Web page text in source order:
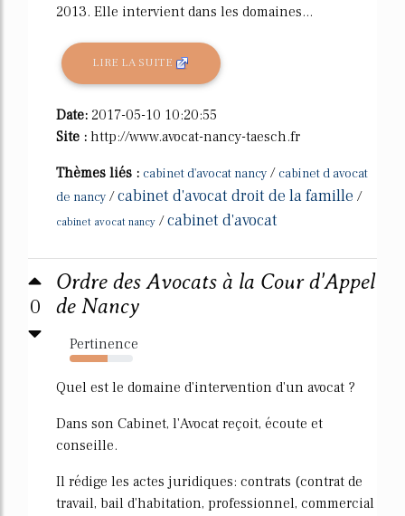
2013. Elle intervient dans les domaines...
LIRE LA SUITE
Date: 2017-05-10 10:20:55
Site : http://www.avocat-nancy-taesch.fr
Thèmes liés : cabinet d'avocat nancy / cabinet d avocat
de nancy /cabinet d'avocat droit de la famille /
cabinet avocat nancy /cabinet d'avocat
0
Ordre des Avocats à la Cour d'Appel
de Nancy
Pertinence
60%
Quel est le domaine d'intervention d'un avocat ?
Dans son Cabinet, l'Avocat reçoit, écoute et
conseille.
Il rédige les actes juridiques: contrats (contrat de
travail, bail d'habitation, professionnel, commercial